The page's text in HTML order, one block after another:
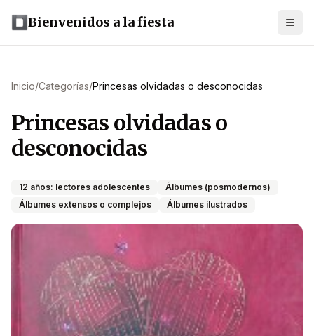
Bienvenidos a la fiesta
Inicio/Categorías/Princesas olvidadas o desconocidas
Princesas olvidadas o
desconocidas
12 años: lectores adolescentes
Álbumes (posmodernos)
Álbumes extensos o complejos
Álbumes ilustrados